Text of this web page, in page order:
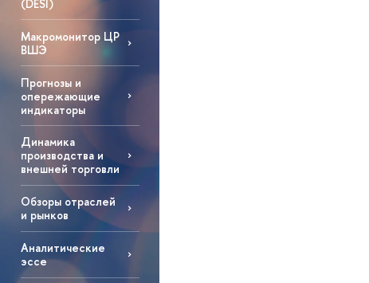
(DESI)
Макромонитор ЦР
ВШЭ
Прогнозы и
опережающие
индикаторы
Динамика
производства и
внешней торговли
Обзоры отраслей
и рынков
Аналитические
эссе